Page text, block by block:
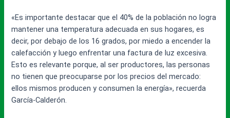
«Es importante destacar que el 40% de la población no logra
mantener una temperatura adecuada en sus hogares, es
decir, por debajo de los 16 grados, por miedo a encender la
calefacción y luego enfrentar una factura de luz excesiva.
Esto es relevante porque, al ser productores, las personas
no tienen que preocuparse por los precios del mercado:
ellos mismos producen y consumen la energía», recuerda
García-Calderón.